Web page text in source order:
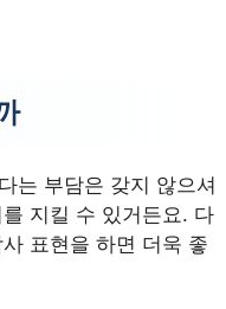
는 부담은 갖지 않으셔
지킬 수 있거든요. 다
표현을 하면 더욱 좋